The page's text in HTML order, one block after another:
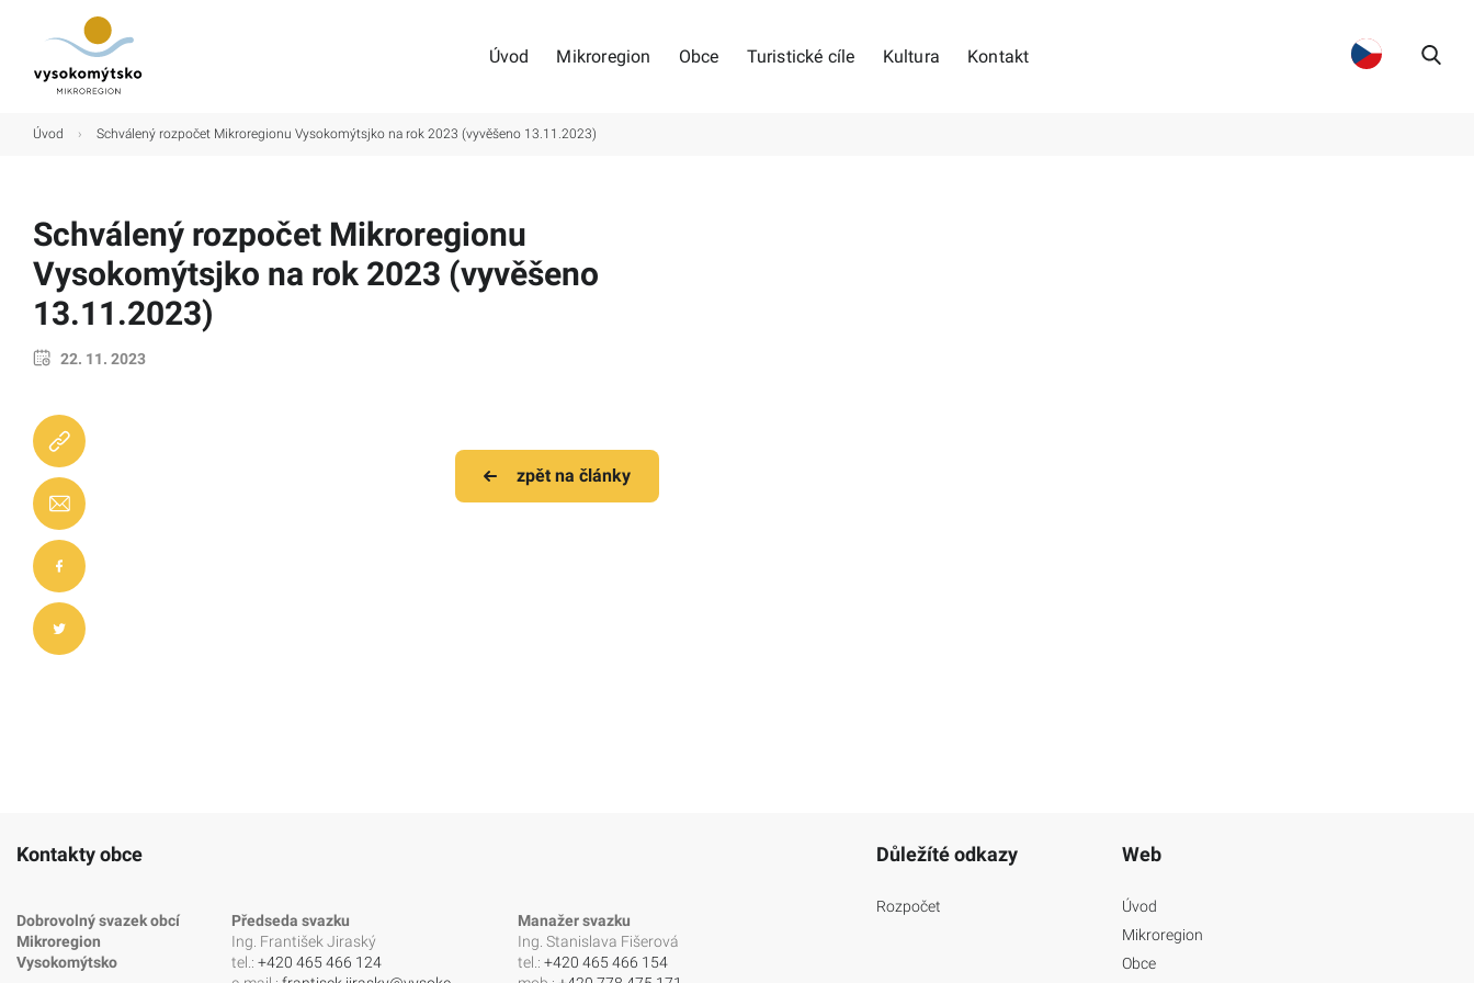
Úvod Mikroregion Obce Turistické cíle Kultura Kontakt
Úvod › Schválený rozpočet Mikroregionu Vysokomýtsjko na rok 2023 (vyvěšeno 13.11.2023)
Schválený rozpočet Mikroregionu
Vysokomýtsjko na rok 2023 (vyvěšeno
13.11.2023)
22. 11. 2023
zpět na články
Kontakty obce
Dobrovolný svazek obcí
Mikroregion
Vysokomýtsko
Předseda svazku
Ing. František Jiraský
tel.: +420 465 466 124
Manažer svazku
Ing. Stanislava Fišerová
tel.:+420 465 466 154
Důležíté odkazy
Rozpočet
Web
Úvod
Mikroregion
Obce
Turistické cíle
Kultura